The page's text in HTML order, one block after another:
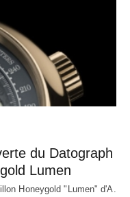
du Datograph
Lumen
Honeygold "Lumen" d'A.